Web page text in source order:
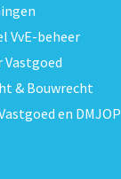
VvE-beheer
& Bouwrecht
en DMJOP